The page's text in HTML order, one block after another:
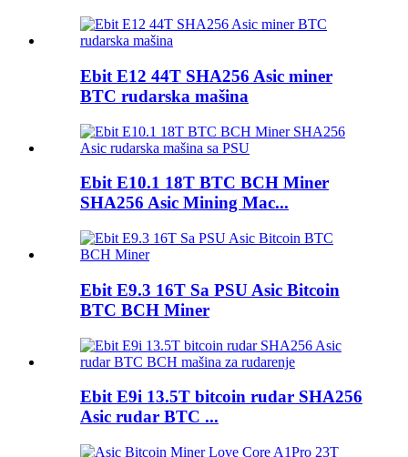
Ebit E12 44T SHA256 Asic miner
BTC rudarska mašina
Ebit E10.1 18T BTC BCH Miner
SHA256 Asic Mining Mac...
Ebit E9.3 16T Sa PSU Asic Bitcoin
BTC BCH Miner
Ebit E9i 13.5T bitcoin rudar SHA256
Asic rudar BTC ...